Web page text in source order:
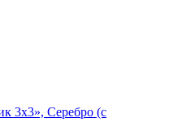
3х3», Серебро (с